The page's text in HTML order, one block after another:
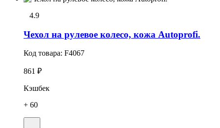
4.9
Чехол на рулевое колесо, кожа Autoprofi.
Код товара: F4067
861 ₽
Кэшбек
+ 60